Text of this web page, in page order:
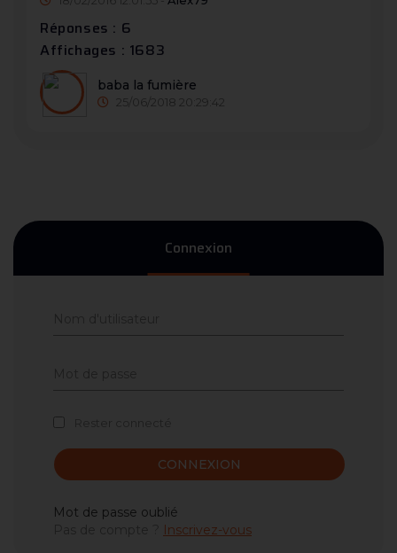
Réponses : 6
Affichages : 1683
baba la fumière
25/06/2018 20:29:42
Connexion
CONNEXION
Mot de passe oublié
Inscrivez-vous